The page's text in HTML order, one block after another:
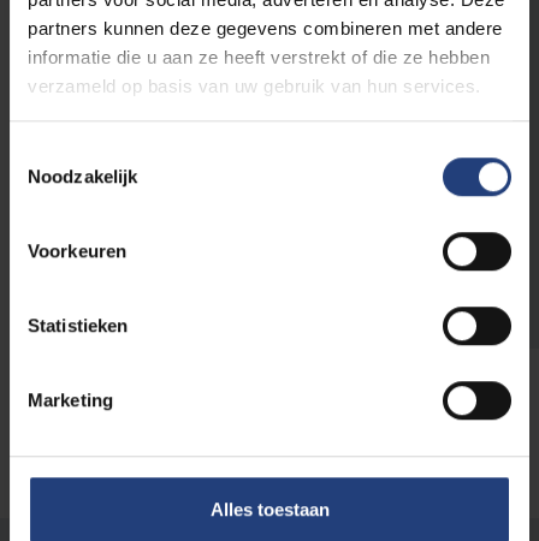
partners kunnen deze gegevens combineren met andere
informatie die u aan ze heeft verstrekt of die ze hebben
verzameld op basis van uw gebruik van hun services.
Noodzakelijk
Voorkeuren
Statistieken
Marketing
Alles toestaan
e-mails of aankondigingen rondsturen.
Onze studenten geven aan dat ze enkel
relevante informatie willen ontvangen van de
beperken we de nieuwsstroom tot
Onderzoeken verspreiden we daarom via